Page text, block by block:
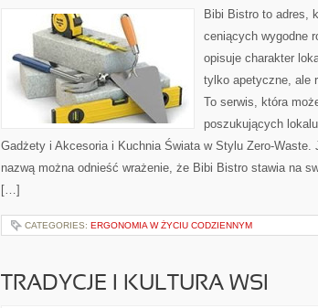
Bibi Bistro to adres,
ceniących wygodne
opisuje charakter
tylko apetyczne, ale
To serwis, która
poszukujących
Gadżety i Akcesoria i Kuchnia Świata w Stylu Zero-Waste.
nazwą można odnieść wrażenie, że Bibi Bistro stawia na
[…]
CATEGORIES: ERGONOMIA W ŻYCIU CODZIENNYM
TRADYCJE I KULTURA WSI